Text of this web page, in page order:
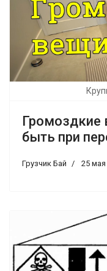
Громоздкие
быть при
Грузчик Бай 25 мая